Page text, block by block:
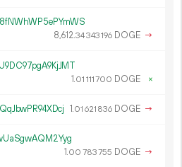
8 612.34343196 DOGE →
1.01 111700 DOGE ×
1.01 621 836 DOGE →
1.00 783755 DOGE →